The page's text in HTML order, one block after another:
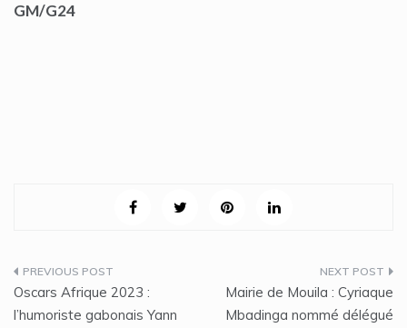
GM/G24
Navigation
de
Oscars Afrique 2023 :
l’humoriste gabonais Yann
Mairie de Mouila : Cyriaque
Mbadinga nommé délégué